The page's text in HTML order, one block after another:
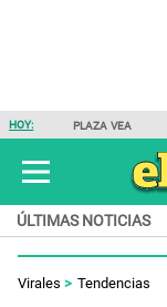
HOY: PLAZA VEA
ÚLTIMAS NOTICIAS
Virales Tendencias